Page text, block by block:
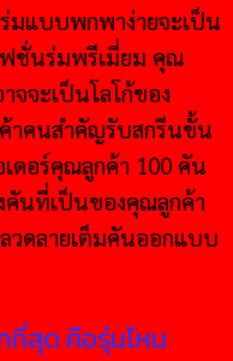
มแบบพกพาง่ายจะเป็น
ชั่นร่มพรีเมี่ยม คุณ
จจะเป็นโลโก้ของ
าคนสำคัญรับสกรีนขั้น
ดอร์คุณลูกค้า 100 คัน
คันที่เป็นของคุณลูกค้า
วดลายเต็มคันออกแบบ
ที่สุด คือรุ่นไหน